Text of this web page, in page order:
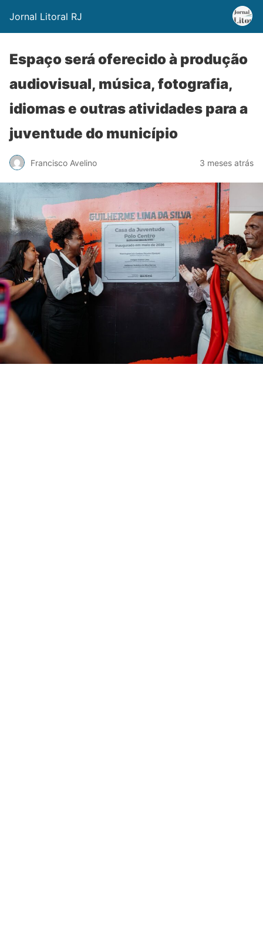
Jornal Litoral RJ
Espaço será oferecido à produção
audiovisual, música, fotografia,
idiomas e outras atividades para a
juventude do município
Francisco Avelino 3 meses atrás